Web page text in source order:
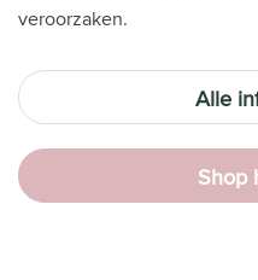
veroorzaken.
Alle
Shop